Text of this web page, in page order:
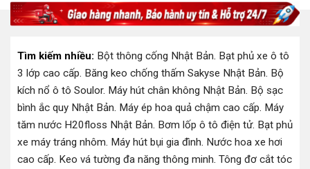
2.080.000 ₫.
2.049.000
₫.
Tìm kiếm nhiều: Bột thông cống Nhật Bản. Bạt phủ xe ô tô
3 lớp cao cấp. Băng keo chống thấm Sakyse Nhật Bản. Bộ
kích nổ ô tô Soulor. Máy hút chân không Nhật Bản. Bộ sạc
bình ắc quy Nhật Bản. Máy ép hoa quả chậm cao cấp. Máy
tăm nước H20floss Nhật Bản. Bơm lốp ô tô điện tử. Bạt phủ
xe máy tráng nhôm. Máy hút bụi gia đình. Nước hoa xe hơi
cao cấp. Keo vá tường đa năng thông minh. Tông đơ cắt tóc